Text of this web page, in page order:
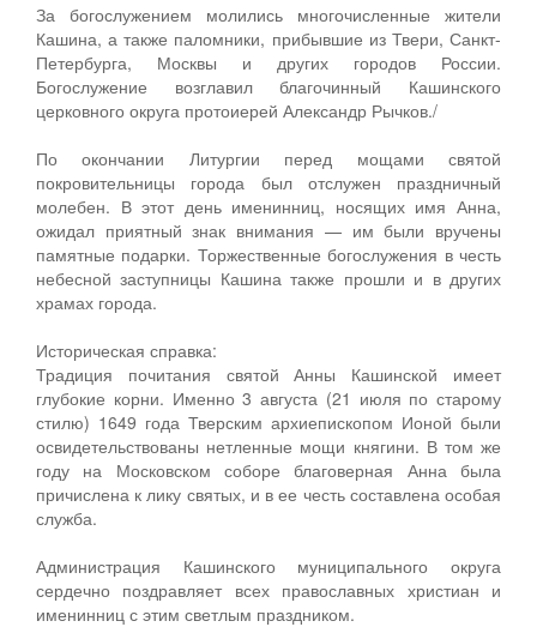
За богослужением молились многочисленные жители
Кашина, а также паломники, прибывшие из Твери, Санкт-
Петербурга, Москвы и других городов России.
Богослужение возглавил благочинный Кашинского
церковного округа протоиерей Александр Рычков./
По окончании Литургии перед мощами святой
покровительницы города был отслужен праздничный
молебен. В этот день именинниц, носящих имя Анна,
ожидал приятный знак внимания — им были вручены
памятные подарки. Торжественные богослужения в честь
небесной заступницы Кашина также прошли и в других
храмах города.
Историческая справка:
Традиция почитания святой Анны Кашинской имеет
глубокие корни. Именно 3 августа (21 июля по старому
стилю) 1649 года Тверским архиепископом Ионой были
освидетельствованы нетленные мощи княгини. В том же
году на Московском соборе благоверная Анна была
причислена к лику святых, и в ее честь составлена особая
служба.
Администрация Кашинского муниципального округа
сердечно поздравляет всех православных христиан и
именинниц с этим светлым праздником.